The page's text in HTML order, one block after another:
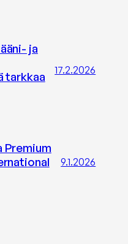
ja
tarkkaa
17.2.2026
Premium
9.1.2026